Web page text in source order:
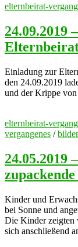
elternbeirat-
24.09.2019
Einladung zur
den 24.09.2019
und der Krippe
elternbeirat-
vergangenes /bilder
24.05.2019
Kinder und
bei Sonne und
Die Kinder zeigten
sich anschließend